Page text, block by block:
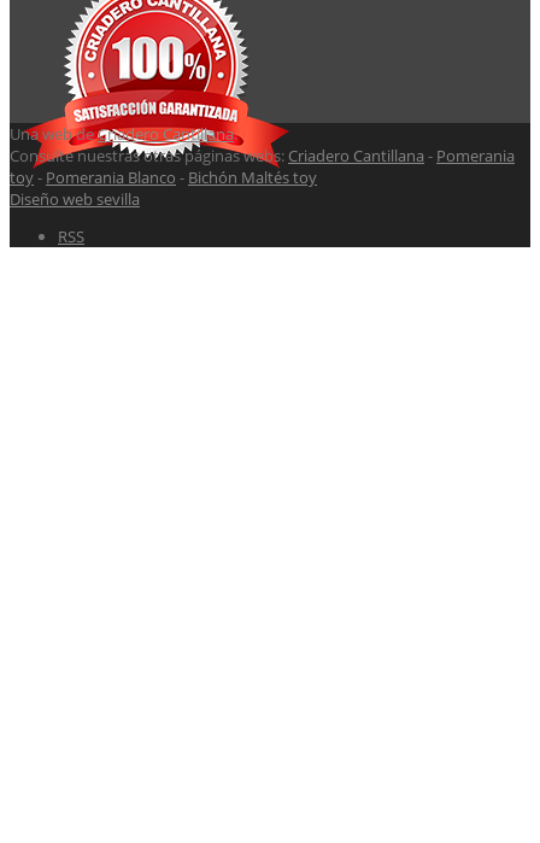
Una web deCriadero Cantillana.
Consulte nuestras otras páginas webs: Criadero Cantillana - Pomerania
toy- Pomerania Blanco - Bichón Maltés toy
Diseño web sevilla
RSS